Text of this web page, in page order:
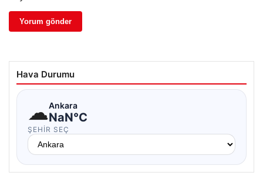
Hava Durumu
☁Ankara
NaN°C
ŞEHIR SEÇ